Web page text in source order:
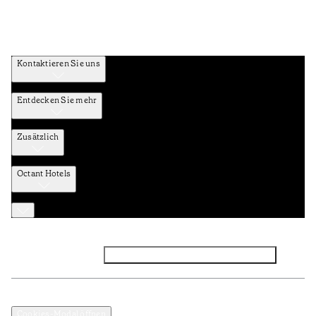
Kontaktieren Sie uns
Entdecken Sie mehr
Zusätzlich
Octant Hotels